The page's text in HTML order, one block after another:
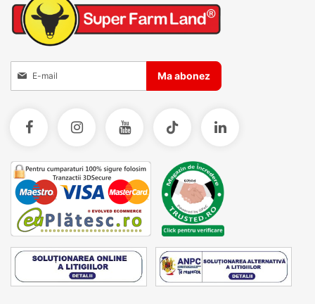
Inscrieti-va la Buletinele noastre informative
Ma abonez